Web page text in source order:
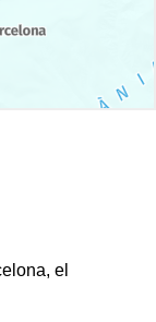
el